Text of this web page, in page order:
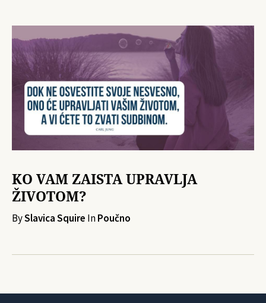
KO VAM ZAISTA UPRAVLJA
ŽIVOTOM?
BySlavica Squire InPoučno